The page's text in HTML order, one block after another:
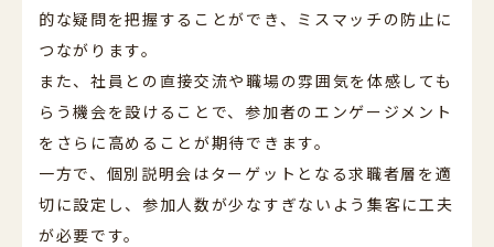
的な疑問を把握することができ、ミスマッチの防止に
つながります。
また、社員との直接交流や職場の雰囲気を体感しても
らう機会を設けることで、参加者のエンゲージメント
をさらに高めることが期待できます。
一方で、個別説明会はターゲットとなる求職者層を適
切に設定し、参加人数が少なすぎないよう集客に工夫
が必要です。